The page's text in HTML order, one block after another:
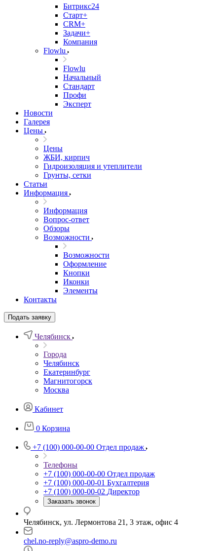
Битрикс24
Старт+
CRM+
Задачи+
Компания
Flowlu
Flowlu
Начальный
Стандарт
Профи
Эксперт
Новости
Галерея
Цены
Цены
ЖБИ, кирпич
Гидроизоляция и утеплители
Грунты, сетки
Статьи
Информация
Информация
Вопрос-ответ
Обзоры
Возможности
Возможности
Оформление
Кнопки
Иконки
Элементы
Контакты
Подать заявку
Челябинск
Города
Челябинск
Екатеринбург
Магнитогорск
Москва
Кабинет
0 Корзина
+7 (100) 000-00-00 Отдел продаж
Телефоны
+7 (100) 000-00-00 Отдел продаж
+7 (100) 000-00-01 Бухгалтерия
+7 (100) 000-00-02 Директор
Заказать звонок
Челябинск, ул. Лермонтова 21, 3 этаж, офис 4
chel.no-reply@aspro-demo.ru